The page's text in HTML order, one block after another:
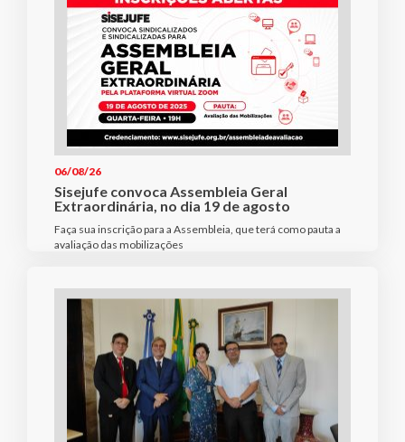
06/08/26
Sisejufe convoca Assembleia Geral
Extraordinária, no dia 19 de agosto
Faça sua inscrição para a Assembleia, que terá como pauta a
avaliação das mobilizações